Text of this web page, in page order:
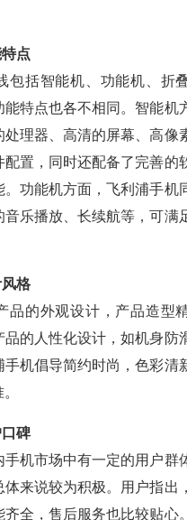
点
包括智能机、功能机、折
特点也各不相同。智能机
处理器、高清的屏幕、高像
置，同时还配备了完善的
功能机方面，飞利浦手机
音乐播放、长续航等，可满
格
品的外观设计，产品造型
品的人性化设计，如机身防
机倡导简约时尚，色彩清
碑
手机市场中有一定的用户群
体来说较为积极。用户指出
齐全，售后服务也比较贴心